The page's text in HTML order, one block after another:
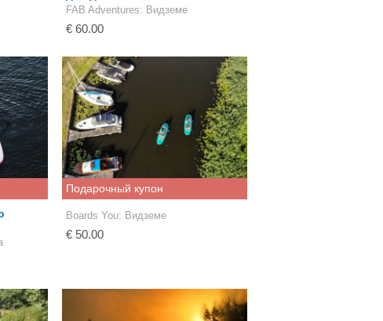
FAB Adventures: Видземе
€ 60.00
Подарочный купон
Boards You: Видземе
€ 50.00